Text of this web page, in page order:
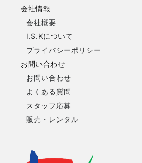
会社情報
会社概要
I.S.Kについて
プライバシーポリシー
お問い合わせ
お問い合わせ
よくある質問
スタッフ応募
販売・レンタル